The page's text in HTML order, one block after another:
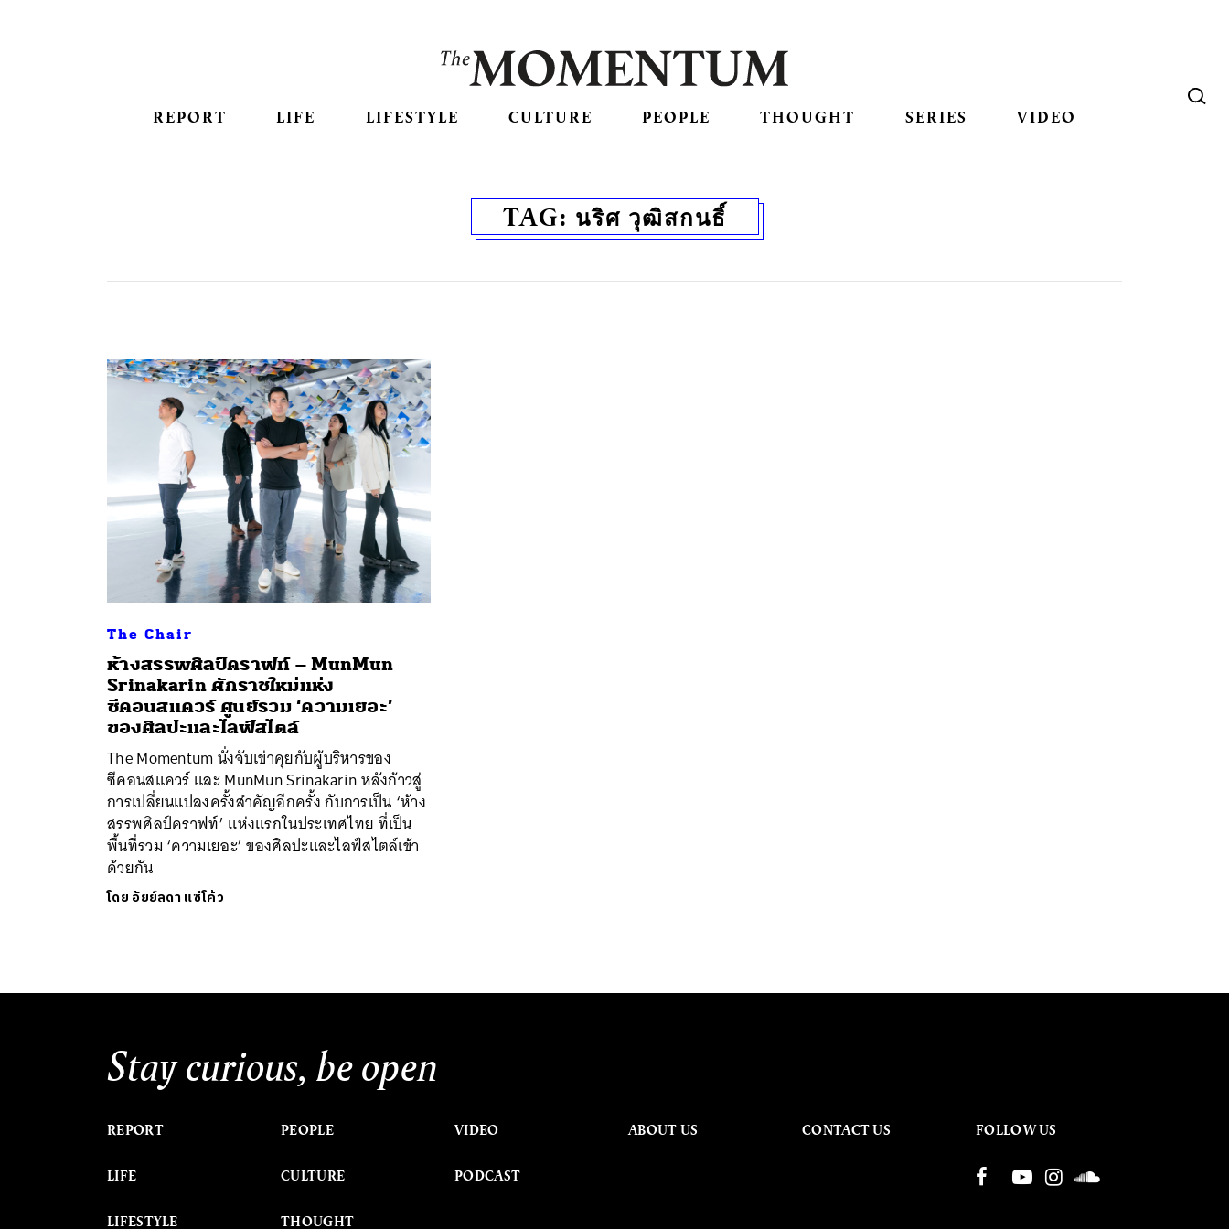
REPORT LIFE LIFESTYLE CULTURE PEOPLE THOUGHT SERIES VIDEO
TAG: นริศ วุฒิสกนธิ์
The Chair
ห้างสรรพศิลป์คราฟท์ – MunMun
Srinakarin ศักราชใหม่แห่ง
ซีคอนสแควร์ ศูนย์รวม ‘ความเยอะ’
ของศิลปะและไลฟ์สไตล์
The Momentum นั่งจับเข่าคุยกับผู้บริหารของ
ซีคอนสแควร์ และ MunMun Srinakarin หลังก้าวสู่
การเปลี่ยนแปลงครั้งสำคัญอีกครั้ง กับการเป็น ‘ห้าง
สรรพศิลป์คราฟท์’ แห่งแรกในประเทศไทย ที่เป็น
พื้นที่รวม ‘ความเยอะ’ ของศิลปะและไลฟ์สไตล์เข้า
ด้วยกัน
โดย อัยย์ลดา แซ่โค้ว
Stay curious, be open
REPORT
LIFE
LIFESTYLE
PEOPLE
CULTURE
THOUGHT
VIDEO
PODCAST
ABOUT US CONTACT US FOLLOW US